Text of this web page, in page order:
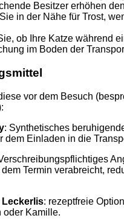
Besitzer erhöhen
in der Nähe für Trost,
ob Ihre Katze während
im Boden der
vor dem Besuch
: Synthetisches
dem Einladen in die
Termin verabreicht,
Leckerlis: rezeptfreie
oder Kamille.